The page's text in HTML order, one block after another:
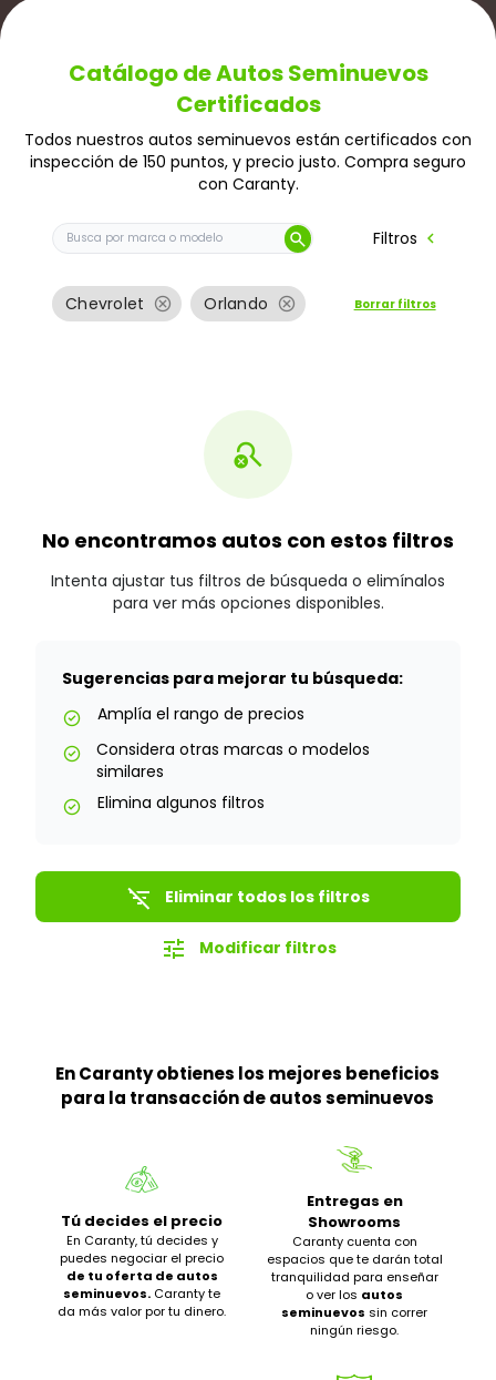
Catálogo de Autos Seminuevos
Certificados
Todos nuestros autos seminuevos están certificados con
inspección de 150 puntos, y precio justo. Compra seguro
con Caranty.
Buscar auto por marca o modelo
search Filtros chevron_left
Chevrolet cancel Orlando cancel Borrar filtros
search_off
No encontramos autos con estos filtros
Intenta ajustar tus filtros de búsqueda o elimínalos
para ver más opciones disponibles.
Sugerencias para mejorar tu búsqueda:
check_circle Amplía el rango de precios
check_circle
Considera otras marcas o modelos
similares
check_circle Elimina algunos filtros
filter_list_off Eliminar todos los filtros
tune Modificar filtros
En Caranty obtienes los mejores beneficios
para la transacción de autos seminuevos
Tú decides el precio
En Caranty, tú decides y
puedes negociar el precio
de tu oferta de autos
seminuevos. Caranty te
da más valor por tu dinero.
Entregas en
Showrooms
Caranty cuenta con
espacios que te darán total
tranquilidad para enseñar
o ver los autos
seminuevos sin correr
ningún riesgo.